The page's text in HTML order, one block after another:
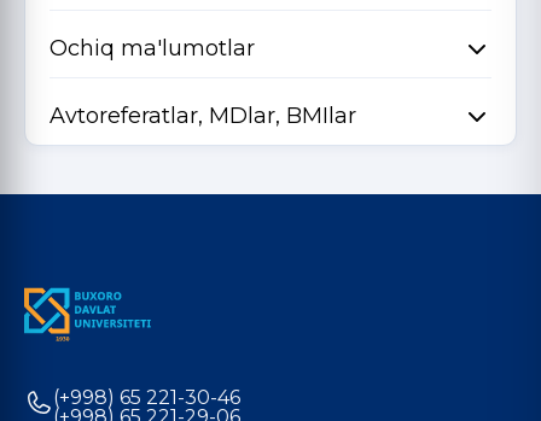
Ochiq ma'lumotlar
Avtoreferatlar, MDlar, BMIlar
(+998) 65 221-30-46